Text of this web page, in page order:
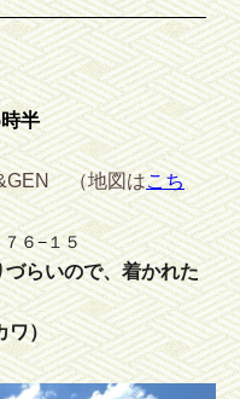
半
（地図はこち
６−１５
らいので、着かれた
）